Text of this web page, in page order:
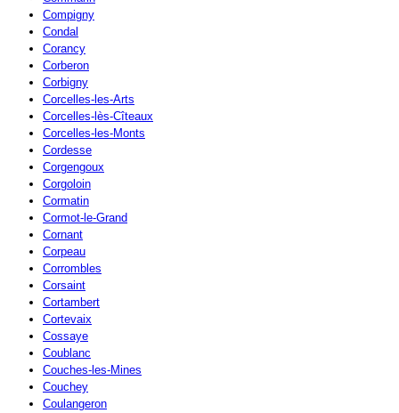
Compigny
Condal
Corancy
Corberon
Corbigny
Corcelles-les-Arts
Corcelles-lès-Cîteaux
Corcelles-les-Monts
Cordesse
Corgengoux
Corgoloin
Cormatin
Cormot-le-Grand
Cornant
Corpeau
Corrombles
Corsaint
Cortambert
Cortevaix
Cossaye
Coublanc
Couches-les-Mines
Couchey
Coulangeron